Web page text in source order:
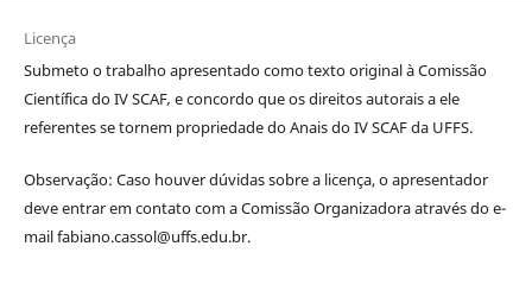
Licença
Submeto o trabalho apresentado como texto original à Comissão
Científica do IV SCAF, e concordo que os direitos autorais a ele
referentes se tornem propriedade do Anais do IV SCAF da UFFS.
Observação: Caso houver dúvidas sobre a licença, o apresentador
deve entrar em contato com a Comissão Organizadora através do e-
mail fabiano.cassol@uffs.edu.br.